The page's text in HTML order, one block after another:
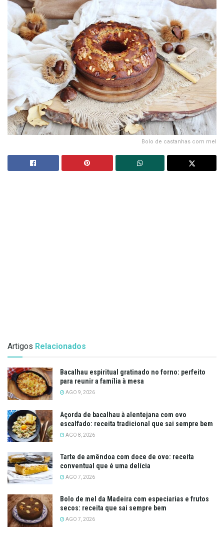
Bolo de castanhas com mel
Artigos Relacionados
Bacalhau espiritual gratinado no forno: perfeito
para reunir a família à mesa
AGO 9, 2026
Açorda de bacalhau à alentejana com ovo
escalfado: receita tradicional que sai sempre bem
AGO 8, 2026
Tarte de amêndoa com doce de ovo: receita
conventual que é uma delícia
AGO 7, 2026
Bolo de mel da Madeira com especiarias e frutos
secos: receita que sai sempre bem
AGO 7, 2026